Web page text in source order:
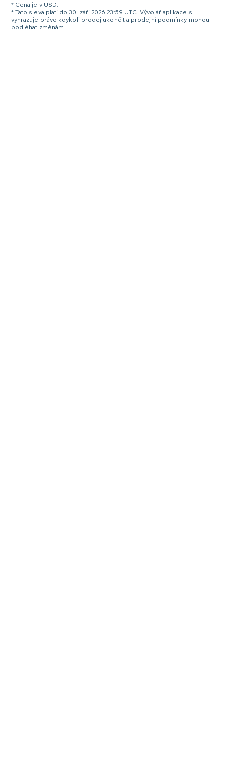
* Cena je v USD.
* Tato sleva platí do 30. září 2026 23:59 UTC. Vývojář aplikace si
vyhrazuje právo kdykoli prodej ukončit a prodejní podmínky mohou
podléhat změnám.